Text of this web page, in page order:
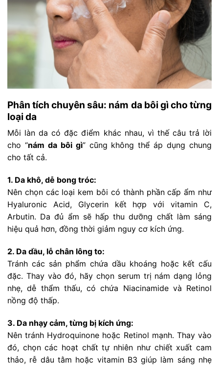
Phân tích chuyên sâu: nám da bôi gì cho từng
loại da
Mỗi làn da có đặc điểm khác nhau, vì thế câu trả lời
cho “nám da bôi gì” cũng không thể áp dụng chung
cho tất cả.
1. Da khô, dễ bong tróc:
Nên chọn các loại kem bôi có thành phần cấp ẩm như
Hyaluronic Acid, Glycerin kết hợp với vitamin C,
Arbutin. Da đủ ẩm sẽ hấp thu dưỡng chất làm sáng
hiệu quả hơn, đồng thời giảm nguy cơ kích ứng.
2. Da dầu, lỗ chân lông to:
Tránh các sản phẩm chứa dầu khoáng hoặc kết cấu
đặc. Thay vào đó, hãy chọn serum trị nám dạng lỏng
nhẹ, dễ thẩm thấu, có chứa Niacinamide và Retinol
nồng độ thấp.
3. Da nhạy cảm, từng bị kích ứng:
Nên tránh Hydroquinone hoặc Retinol mạnh. Thay vào
đó, chọn các hoạt chất tự nhiên như chiết xuất cam
thảo, rễ dâu tằm hoặc vitamin B3 giúp làm sáng nhẹ